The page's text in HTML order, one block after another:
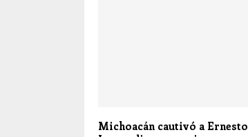
Michoacán cautivó a Ernesto